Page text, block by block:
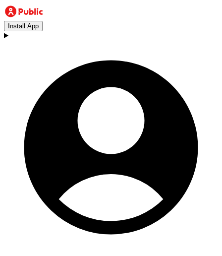
Install App